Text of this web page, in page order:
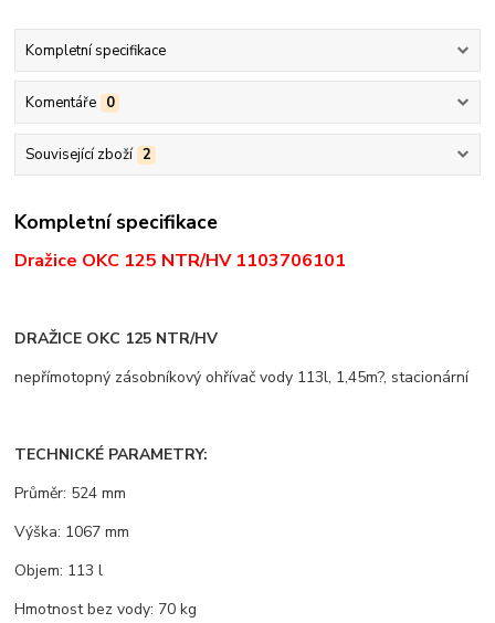
Kompletní specifikace
Komentáře 0
Související zboží 2
Kompletní specifikace
Dražice OKC 125 NTR/HV 1103706101
DRAŽICE OKC 125 NTR/HV
nepřímotopný zásobníkový ohřívač vody 113l, 1,45m?, stacionární
TECHNICKÉ PARAMETRY:
Průměr: 524 mm
Výška: 1067 mm
Objem: 113 l
Hmotnost bez vody: 70 kg